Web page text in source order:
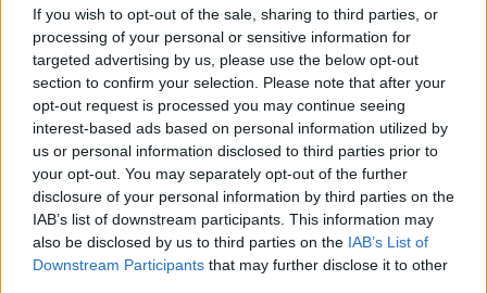
If you wish to opt-out of the sale, sharing to third parties, or
processing of your personal or sensitive information for
targeted advertising by us, please use the below opt-out
section to confirm your selection. Please note that after your
opt-out request is processed you may continue seeing
interest-based ads based on personal information utilized by
us or personal information disclosed to third parties prior to
your opt-out. You may separately opt-out of the further
disclosure of your personal information by third parties on the
IAB’s list of downstream participants. This information may
also be disclosed by us to third parties on the IAB’s List of
Downstream Participants that may further disclose it to other
Os detidos serão presentes no Tribunal de
Instrução Criminal de Sintra, para realização do
primeiro interrogatório judicial de arguidos
detidos, visando a aplicação de medidas de coação
tidas por adequadas.
TAGS impala